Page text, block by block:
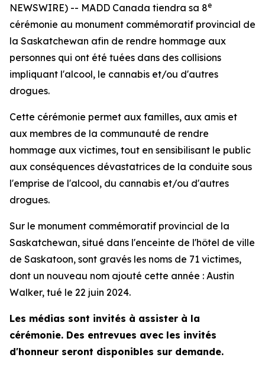
NEWSWIRE) -- MADD Canada tiendra sa 8e
cérémonie au monument commémoratif provincial de
la Saskatchewan afin de rendre hommage aux
personnes qui ont été tuées dans des collisions
impliquant l'alcool, le cannabis et/ou d'autres
drogues.
Cette cérémonie permet aux familles, aux amis et
aux membres de la communauté de rendre
hommage aux victimes, tout en sensibilisant le public
aux conséquences dévastatrices de la conduite sous
l'emprise de l'alcool, du cannabis et/ou d'autres
drogues.
Sur le monument commémoratif provincial de la
Saskatchewan, situé dans l'enceinte de l'hôtel de ville
de Saskatoon, sont gravés les noms de 71 victimes,
dont un nouveau nom ajouté cette année : Austin
Walker, tué le 22 juin 2024.
Les médias sont invités à assister à la
cérémonie. Des entrevues avec les invités
d'honneur seront disponibles sur demande.